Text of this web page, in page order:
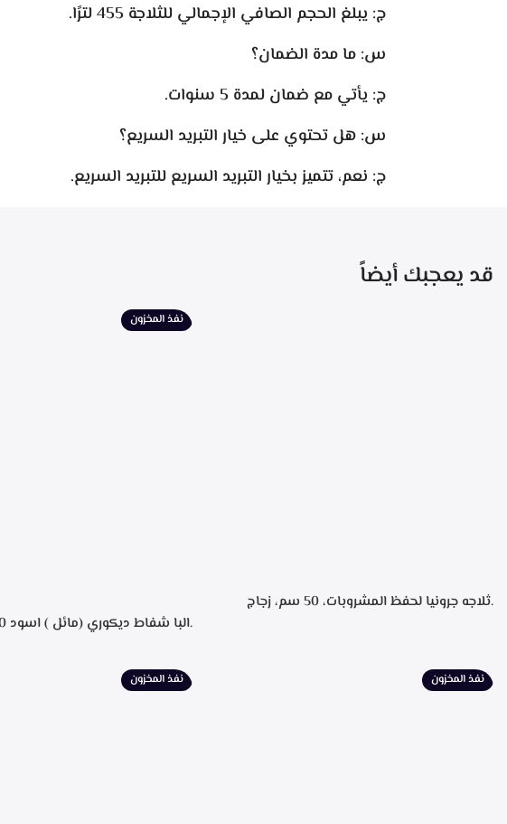
ج: يبلغ الحجم الصافي الإجمالي للثلاجة 455 لترًا.
س: ما مدة الضمان؟
ج: يأتي مع ضمان لمدة 5 سنوات.
س: هل تحتوي على خيار التبريد السريع؟
ج: نعم، تتميز بخيار التبريد السريع للتبريد السريع.
قد يعجبك أيضاً
.ثلاجه جرونيا لحفظ المشروبات، 50 سم، زجاج
نفذ المخزون
الطهي، فلاتر معدنيه لحجز الدهون
نفذ المخزون نفذ المخزون